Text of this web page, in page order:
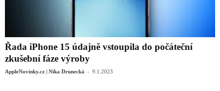
Řada iPhone 15 údajně vstoupila do počáteční
zkušební fáze výroby
AppleNovinky.cz | Nika Drunecká - 9.1.2023